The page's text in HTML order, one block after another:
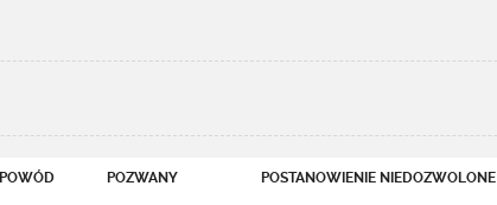
POWÓD POZWANY POSTANOWIENIE NIEDOZWOLONE